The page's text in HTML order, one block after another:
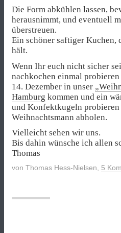
Die Form abkühlen lassen,
herausnimmt, und eventuell
überstreuen.
Ein schöner saftiger Kuchen,
hält.
Wenn Ihr euch nicht sicher
nachkochen einmal
14. Dezember in unser
Hamburg kommen und ein
und Konfektkugeln probieren
Weihnachtsmann abholen.
Vielleicht sehen wir uns.
Bis dahin wünsche ich allen
Thomas
von Thomas Hess-Nielsen 5